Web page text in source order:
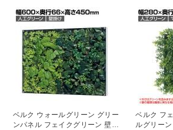
ベルク ウォールグリーン グリー
ンパネル フェイクグリーン 壁掛
ベルク フ
ルグリー